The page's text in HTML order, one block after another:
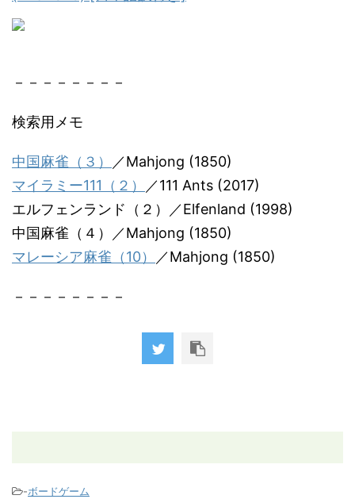
－－－－－－－－
検索用メモ
中国麻雀（３）
／Mahjong (1850)
マイラミー111（２）
／111 Ants (2017)
エルフェンランド（２）／Elfenland (1998)
中国麻雀（４）／Mahjong (1850)
マレーシア麻雀（10）
／Mahjong (1850)
－－－－－－－－
-ボードゲーム